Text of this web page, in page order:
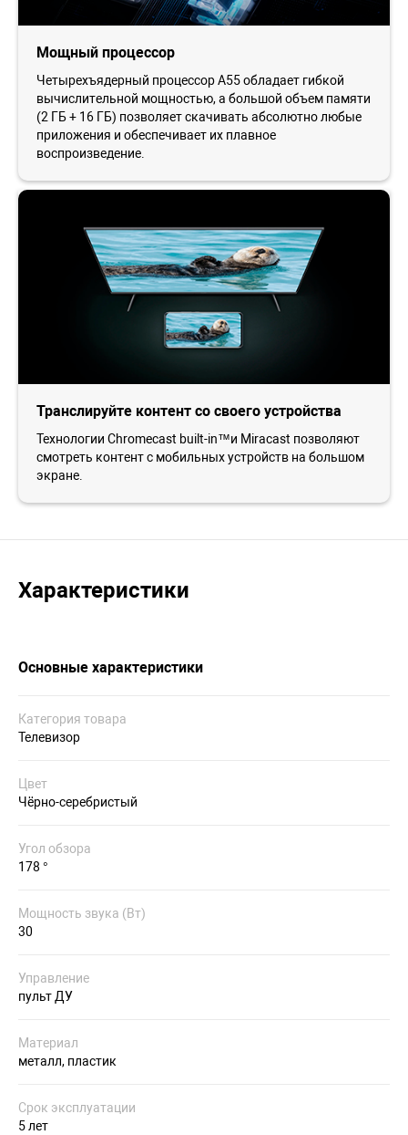
Мощный процессор
Четырехъядерный процессор A55 обладает гибкой
вычислительной мощностью, а большой объем памяти
(2 ГБ + 16 ГБ) позволяет скачивать абсолютно любые
приложения и обеспечивает их плавное
воспроизведение.
Транслируйте контент со своего устройства
Технологии Chromecast built-in™и Miracast позволяют
смотреть контент с мобильных устройств на большом
экране.
Характеристики
Основные характеристики
Категория товара
Телевизор
Цвет
Чёрно-серебристый
Угол обзора
178 °
Мощность звука (Вт)
30
Управление
пульт ДУ
Материал
металл, пластик
Срок эксплуатации
5 лет